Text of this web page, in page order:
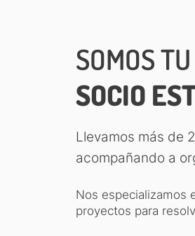
SOMOS TU
SOCIO
Llevamos más de
acompañando a
Nos especializamos
proyectos para